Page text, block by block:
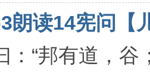
朗读14宪问【
：“邦有道，谷